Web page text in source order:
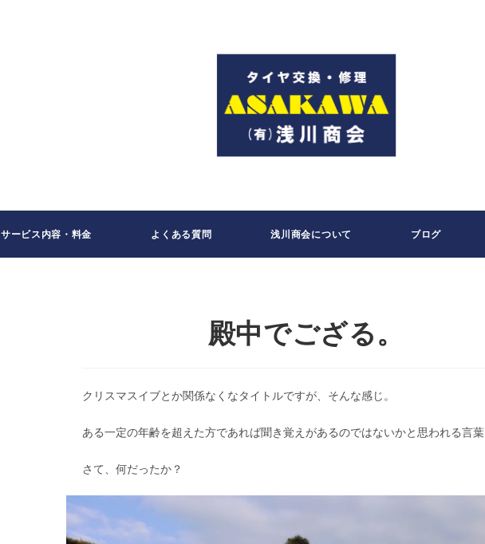
サービス内容・料金 よくある質問 浅川商会について ブログ
殿中でござる。
クリスマスイブとか関係なくなタイトルですが、そんな感じ。
ある一定の年齢を超えた方であれば聞き覚えがあるのではないかと思われる言
さて、何だったか？